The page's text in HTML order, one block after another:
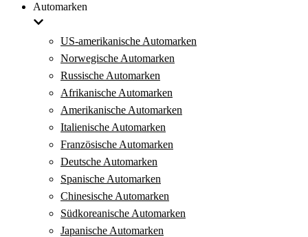
Automarken
US-amerikanische Automarken
Norwegische Automarken
Russische Automarken
Afrikanische Automarken
Amerikanische Automarken
Italienische Automarken
Französische Automarken
Deutsche Automarken
Spanische Automarken
Chinesische Automarken
Südkoreanische Automarken
Japanische Automarken